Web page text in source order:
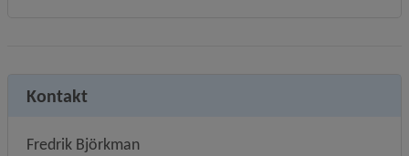
Kontakt
Fredrik Björkman